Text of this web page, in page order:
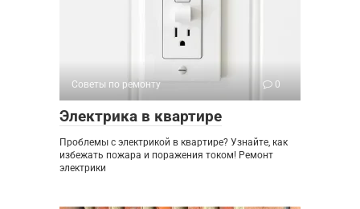
Советы по ремонту 0
Электрика в квартире
Проблемы с электрикой в квартире? Узнайте, как
избежать пожара и поражения током! Ремонт
электрики